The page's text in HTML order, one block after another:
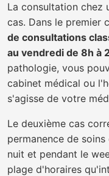
La consultation chez
cas. Dans le premier
de consultations
au vendredi de 8h à
pathologie, vous
cabinet médical ou
s'agisse de votre
Le deuxième cas
permanence de
nuit et pendant le
plage d'horaires